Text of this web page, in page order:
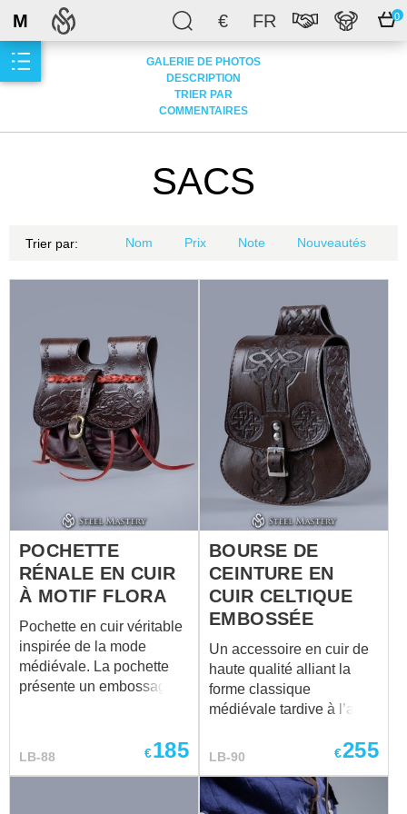
€ FR 0
M
GALERIE DE PHOTOS
DESCRIPTION
TRIER PAR
COMMENTAIRES
SACS
Trier par: Nom Prix Note Nouveautés
POCHETTE
RÉNALE EN CUIR
À MOTIF FLORA
Pochette en cuir véritable
inspirée de la mode
médiévale. La pochette
présente un embossage
un caractère unique et
authentique. Sa forme
LB-88 €185
BOURSE DE
CEINTURE EN
CUIR CELTIQUE
EMBOSSÉE
Un accessoire en cuir de
haute qualité alliant la
forme classique
médiévale tardive à l’art
bourse structurée est une
combinant la silhouette
pratique en « forme de
LB-90 €255